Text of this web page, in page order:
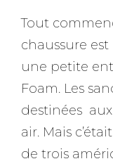
Tout
chaussure est
une petite
Foam. Les
destinées
air. Mais
de trois